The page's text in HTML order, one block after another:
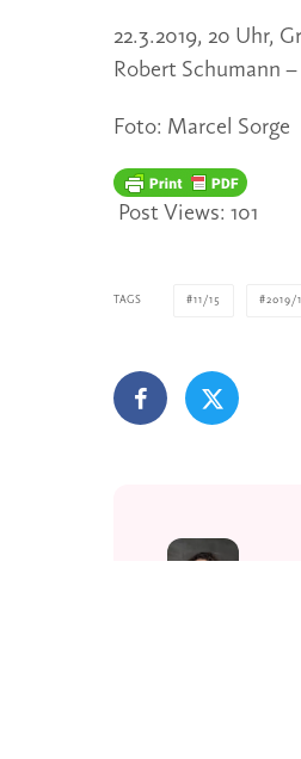
22.3.2019, 20 Uhr,
Robert Schumann
Foto: Marcel Sorge
Post Views: 101
TAGS 11/15 2019/